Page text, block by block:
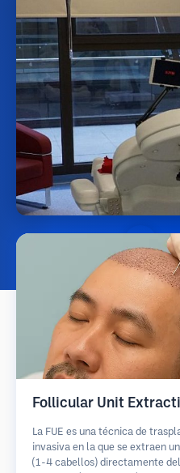
Follicular Unit
La FUE es una técnica de
invasiva en la que se extraen
(1-4 cabellos) directamente